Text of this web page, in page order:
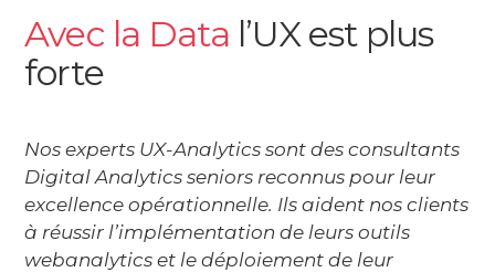
Avec la Data l’UX est plus
forte
Nos experts UX-Analytics sont des consultants
Digital Analytics seniors reconnus pour leur
excellence opérationnelle. Ils aident nos clients
à réussir l’implémentation de leurs outils
webanalytics et le déploiement de leur